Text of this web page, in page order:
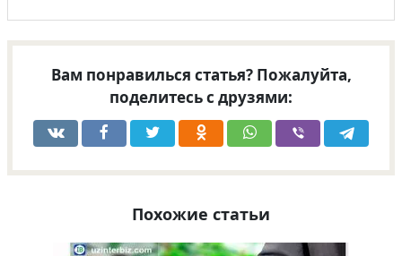
Вам понравилься статья? Пожалуйта,
поделитесь с друзями:
Похожие статьи